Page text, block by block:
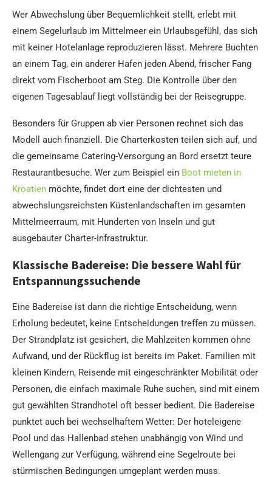
Wer Abwechslung über Bequemlichkeit stellt, erlebt mit
einem Segelurlaub im Mittelmeer ein Urlaubsgefühl, das sich
mit keiner Hotelanlage reproduzieren lässt. Mehrere Buchten
an einem Tag, ein anderer Hafen jeden Abend, frischer Fang
direkt vom Fischerboot am Steg. Die Kontrolle über den
eigenen Tagesablauf liegt vollständig bei der Reisegruppe.
Besonders für Gruppen ab vier Personen rechnet sich das
Modell auch finanziell. Die Charterkosten teilen sich auf, und
die gemeinsame Catering-Versorgung an Bord ersetzt teure
Restaurantbesuche. Wer zum Beispiel ein Boot mieten in
Kroatien möchte, findet dort eine der dichtesten und
abwechslungsreichsten Küstenlandschaften im gesamten
Mittelmeerraum, mit Hunderten von Inseln und gut
ausgebauter Charter-Infrastruktur.
Klassische Badereise: Die bessere Wahl für
Entspannungssuchende
Eine Badereise ist dann die richtige Entscheidung, wenn
Erholung bedeutet, keine Entscheidungen treffen zu müssen.
Der Strandplatz ist gesichert, die Mahlzeiten kommen ohne
Aufwand, und der Rückflug ist bereits im Paket. Familien mit
kleinen Kindern, Reisende mit eingeschränkter Mobilität oder
Personen, die einfach maximale Ruhe suchen, sind mit einem
gut gewählten Strandhotel oft besser bedient. Die Badereise
punktet auch bei wechselhaftem Wetter: Der hoteleigene
Pool und das Hallenbad stehen unabhängig von Wind und
Wellengang zur Verfügung, während eine Segelroute bei
stürmischen Bedingungen umgeplant werden muss.